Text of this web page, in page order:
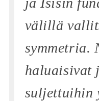
välillä
symmetria.
haluaisivat
suljettuihin